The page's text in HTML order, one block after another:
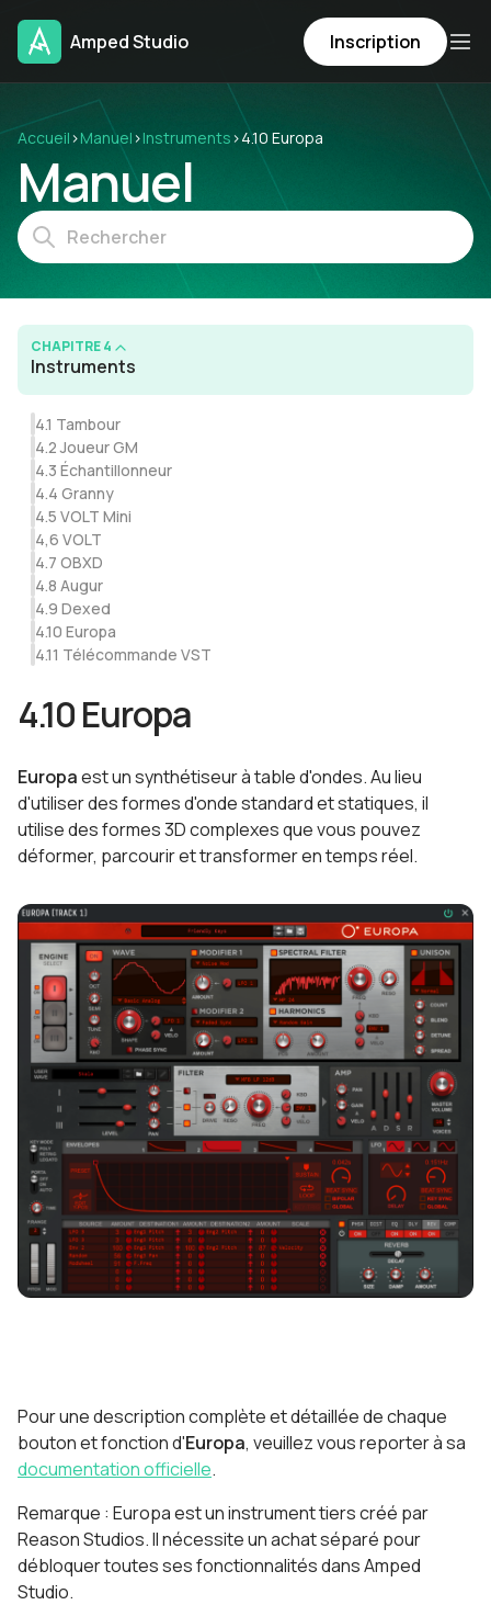
Amped Studio Inscription
Accueil ›Manuel ›Instruments ›4.10 Europa
Manuel
CHAPITRE 4
Instruments
4.1 Tambour
4.2 Joueur GM
4.3 Échantillonneur
4.4 Granny
4.5 VOLT Mini
4,6 VOLT
4.7 OBXD
4.8 Augur
4.9 Dexed
4.10 Europa
4.11 Télécommande VST
4.10 Europa
Europaest un synthétiseur à table d'ondes. Au lieu
d'utiliser des formes d'onde standard et statiques, il
utilise des formes 3D complexes que vous pouvez
déformer, parcourir et transformer en temps réel.
Pour une description complète et détaillée de chaque
bouton et fonction d'Europa, veuillez vous reporter à sa
documentation officielle.
Remarque : Europa est un instrument tiers créé par
Reason Studios. Il nécessite un achat séparé pour
débloquer toutes ses fonctionnalités dans Amped
Studio.